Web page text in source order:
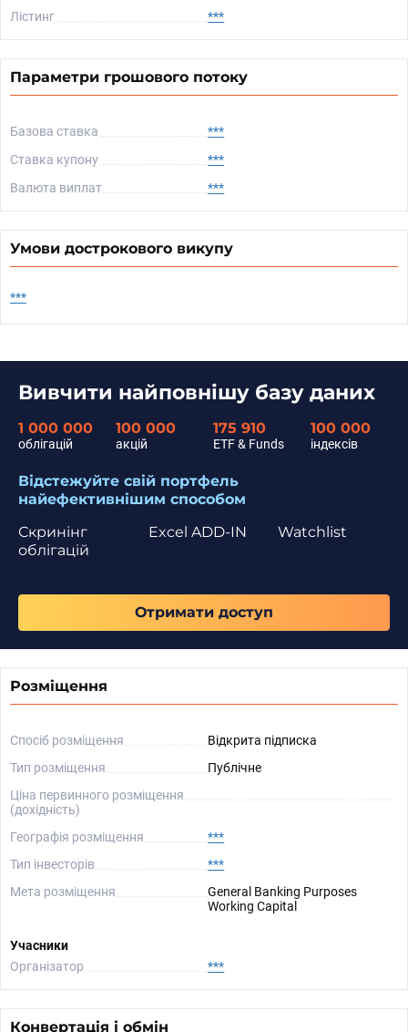
Лістинг ***
Параметри грошового потоку
Базова ставка
***
Ставка купону
***
Валюта виплат
***
Умови дострокового викупу
***
Вивчити найповнішу базу даних
1 000 000
облігацій
100 000
акцій
175 910
ETF & Funds
100 000
індексів
Відстежуйте свій портфель
найефективнішим способом
Скринінг
облігацій
Watchlist
Excel ADD-IN
Отримати доступ
Розміщення
Спосіб розміщення
Відкрита підписка
Тип розміщення
Публічне
Ціна первинного розміщення
(дохідність)
Географія розміщення
***
Тип інвесторів
***
Мета розміщення
General Banking Purposes
Working Capital
Учасники
Організатор
***
Конвертація і обмін